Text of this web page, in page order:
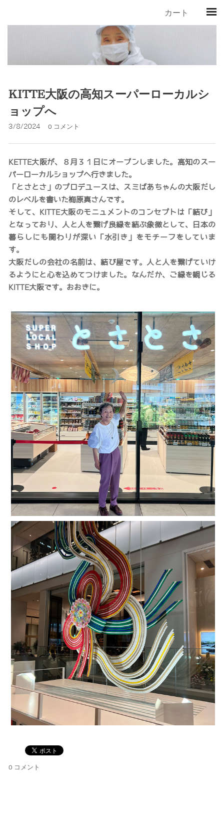
カート
KITTE大阪の高知スーパーローカルシ
ョップへ
3/8/2024 0 コメント
KETTE大阪が、８月３１日にオープンしました。高知のスー
パーローカルショップへ行きました。
「とさとさ」のプロデユースは、スミばあちゃんの大阪だし
のレベルを書いた梅原真さんです。
そして、KITTE大阪のモニュメントのコンセプトは「結び」
となっており、人と人を繋げ良縁を結ぶ象徴として、日本の
暮らしにも関わりが深い「水引き」をモチーフをしていま
す。
大阪だしの会社の名前は、結び屋です。人と人を繋げていけ
るようにと心を込めてつけました。なんだか、ご縁を観じる
KITTE大阪です。おおきに。
0 コメント